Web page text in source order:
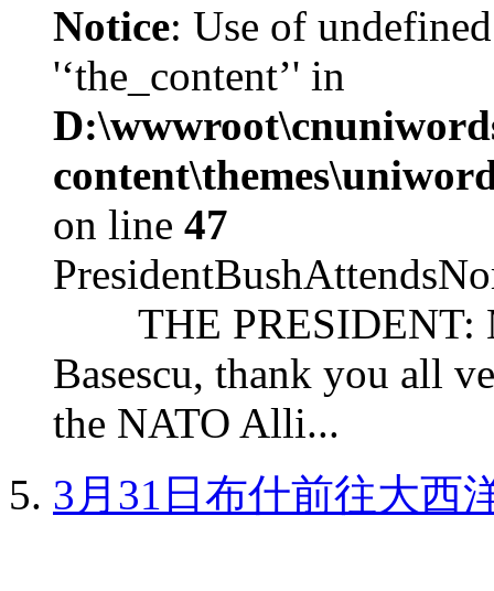
Notice: Use of
'‘the_content’' in
on line 47
THE PRESIDENT:
Basescu, thank you all
the NATO Alli...
3月31日布什前往大西